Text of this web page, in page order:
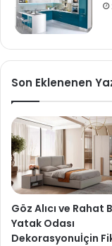
Son Eklenenen
Göz Alıcı ve Rahat
Yatak Odası
Dekorasyonuİçin